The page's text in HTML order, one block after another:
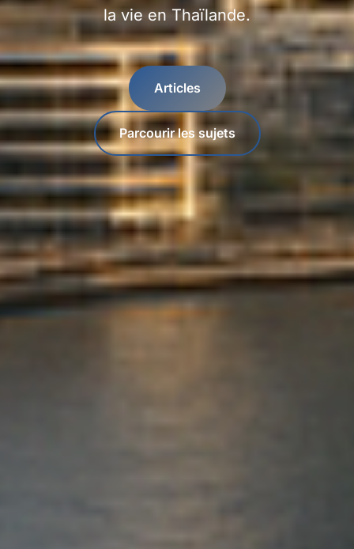
la vie en Thaïlande.
Articles
Parcourir les sujets